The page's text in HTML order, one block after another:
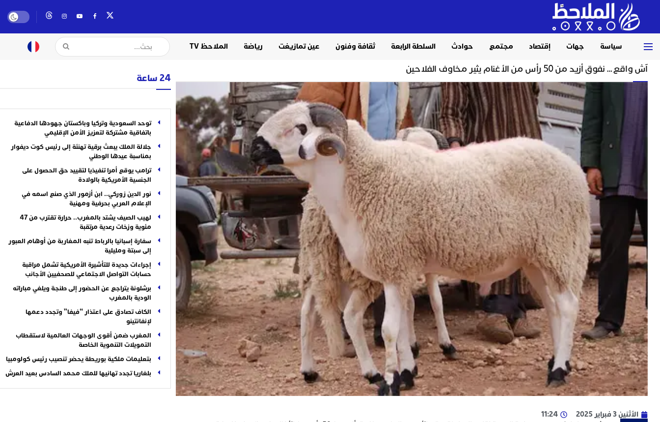
سياسة جهات إقتصاد مجتمع حوادث السلطة الرابعة ثقافة وفنون عين تمازيغت رياضة الملاحظ TV
آش واقع… نفوق أزيد من 50 رأس من الأغنام يثير مخاوف الفلاحين
الأثنين 3 فبراير 2025
11:24
24 ساعة
توحد السعودية وتركيا وباكستان جهودها الدفاعية
باتفاقية مشتركة لتعزيز الأمن الإقليمي
جلالة الملك يبعث برقية تهنئة إلى رئيس كوت ديفوار
بمناسبة عيدها الوطني
ترامب يوقع أمرا تنفيذيا لتقييد حق الحصول على
الجنسية الأمريكية بالولادة
نور الدين زوركي.. ابن أزمور الذي صنع اسمه في
الإعلام العربي بحرفية ومهنية
لهيب الصيف يشتد بالمغرب.. حرارة تقترب من 47
مئوية وزخات رعدية مرتقبة
سفارة إسبانيا بالرباط تنبه المغاربة من أوهام العبور
إلى سبتة ومليلية
إجراءات جديدة للتأشيرة الأمريكية تشمل مراقبة
حسابات التواصل الاجتماعي للصحفيين الأجانب
برشلونة يتراجع عن الحضور إلى طنجة ويلغي مباراته
الودية بالمغرب
الكاف تصادق على اعتذار “فيفا” وتجدد دعمها
لإنفانتينو
المغرب ضمن أقوى الوجهات العالمية لاستقطاب
التمويلات التنموية الخاصة
بتعليمات ملكية بوريطة يحضر تنصيب رئيس كولومبيا
بلغاريا تجدد تهانيها للملك محمد السادس بعيد العرش